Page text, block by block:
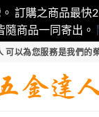
訂購之商品最快
隨商品一同寄出。
可以為您服務是我們的